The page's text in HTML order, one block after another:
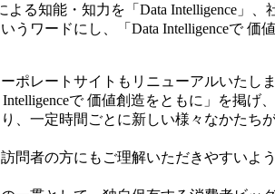
る知能・知力を「Data Intelligence」
ワードにし、「Data Intelligenceで 価
ポレートサイトもリニューアルいたしま
で 価値創造をともに」を掲
、一定時間ごとに新しい様々なかた
問者の方にもご理解いただきやすい